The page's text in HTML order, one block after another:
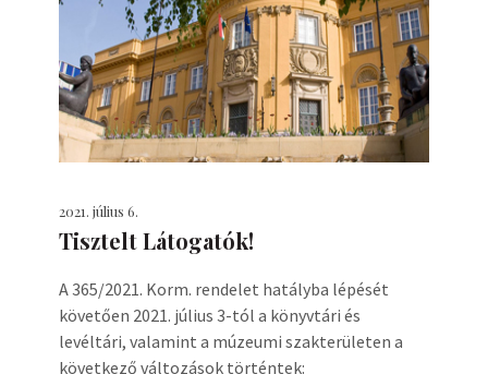
2021. július 6.
Tisztelt Látogatók!
A 365/2021. Korm. rendelet hatályba lépését
követően 2021. július 3-tól a könyvtári és
levéltári, valamint a múzeumi szakterületen a
következő változások történtek: